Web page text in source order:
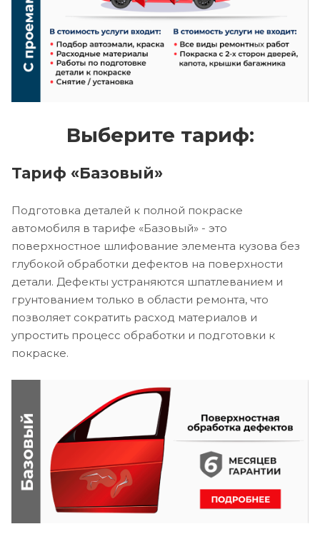
Выберите тариф:
Тариф «Базовый»
Подготовка деталей к полной покраске
автомобиля в тарифе «Базовый» - это
поверхностное шлифование элемента кузова без
глубокой обработки дефектов на поверхности
детали. Дефекты устраняются шпатлеванием и
грунтованием только в области ремонта, что
позволяет сократить расход материалов и
упростить процесс обработки и подготовки к
покраске.